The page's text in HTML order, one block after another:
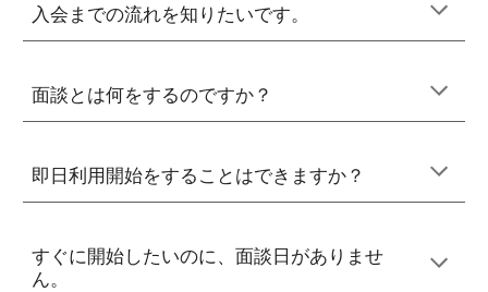
入会までの流れを知りたいです。
面談とは何をするのですか？
即日利用開始をすることはできますか？
すぐに開始したいのに、面談日がありませ
ん。